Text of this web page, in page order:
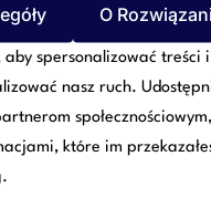
O
aby spersonalizować treści
nasz ruch.
które im